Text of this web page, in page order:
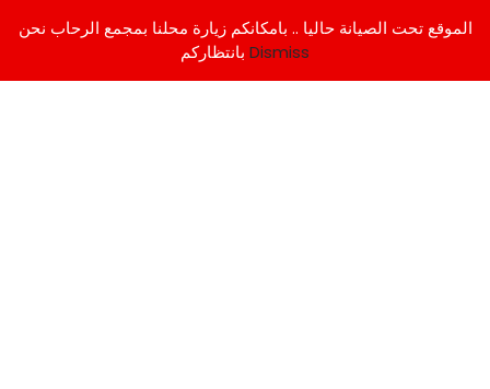
الموقع تحت الصيانة حاليا .. بامكانكم زيارة محلنا بمجمع الرحاب نحن
Dismiss